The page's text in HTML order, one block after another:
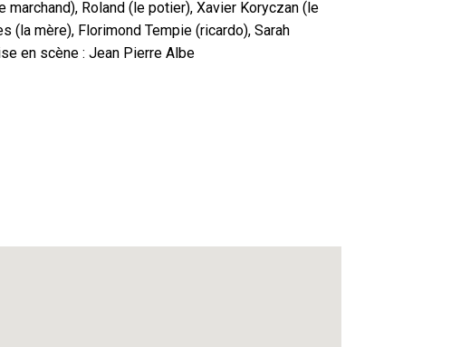
Roland (le potier), Xavier Koryczan (le
mère), Florimond Tempie (ricardo), Sarah
en scène : Jean Pierre Albe